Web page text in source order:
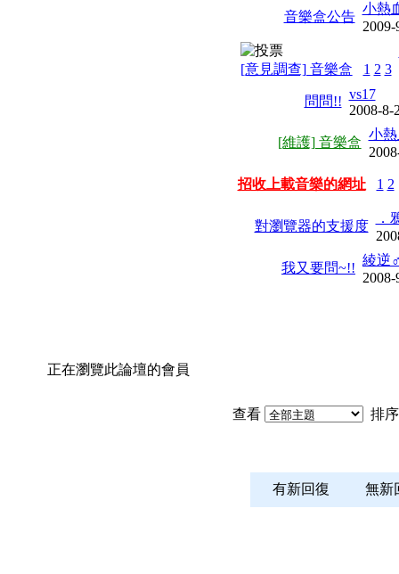
音樂盒公告
小熱
2009-
[意見調查] 音樂盒 1 2 3
問問!! vs17
2008-8-
[維護] 音樂盒
小
招收上載音樂的網址 1 2
對瀏覽器的支援度
．
我又要問~!!
綾逆
2008-
正在瀏覽此論壇的會員
查看 排
有新回復 無